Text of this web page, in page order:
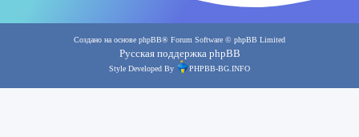
Создано на основе phpBB® Forum Software © phpBB Limited
Русская поддержка phpBB
Style Developed By PHPBB-BG.INFO